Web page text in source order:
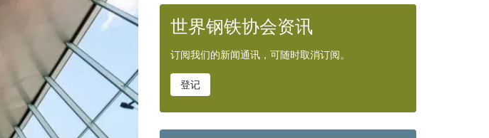
世界钢铁协会资讯
订阅我们的新闻通讯，可随时取消订阅。
登记